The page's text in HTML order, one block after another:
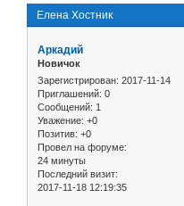
Елена Хостник
Аркадий
Новичок
Зарегистрирован: 2017-11-14
Приглашений: 0
Сообщений: 1
Уважение: +0
Позитив: +0
Провел на форуме:
24 минуты
Последний визит:
2017-11-18 12:19:35